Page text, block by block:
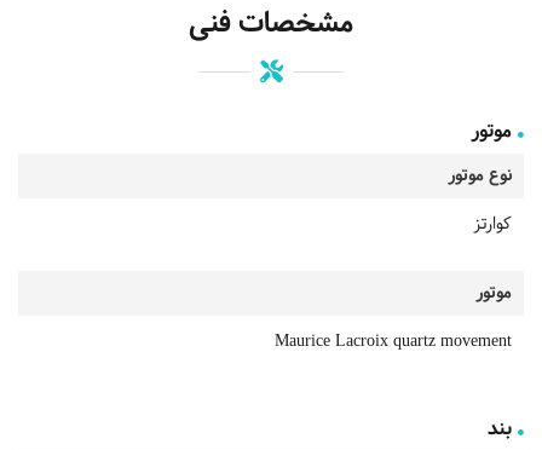
مشخصات فنی
موتور
نوع موتور
کوارتز
موتور
Maurice Lacroix quartz movement
بند